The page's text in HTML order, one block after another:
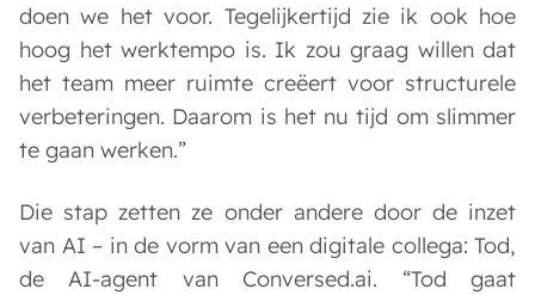
doen we het voor. Tegelijkertijd zie ik ook hoe
hoog het werktempo is. Ik zou graag willen dat
het team meer ruimte creëert voor structurele
verbeteringen. Daarom is het nu tijd om slimmer
te gaan werken.”
Die stap zetten ze onder andere door de inzet
van AI – in de vorm van een digitale collega: Tod,
de AI-agent van Conversed.ai. “Tod gaat